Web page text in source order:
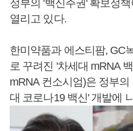
정부의 '백신주권' 확보정
열리고 있다.
한미약품과 에스티팜, GC
로 꾸려진 '차세대 mRNA
mRNA 컨소시엄)은 정부
대 코로나19 백신' 개발에